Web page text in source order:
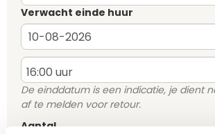
Verwacht einde huur
De einddatum is een indicatie, je dient
af te melden voor retour.
Aantal